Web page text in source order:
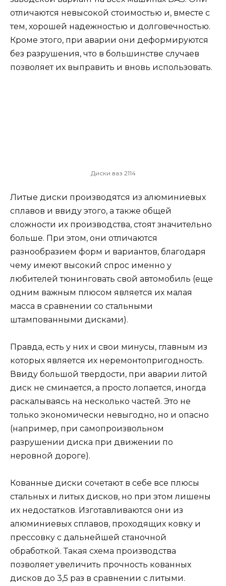
отличаются невысокой стоимостью и, вместе с
тем, хорошей надежностью и долговечностью.
Кроме этого, при аварии они деформируются
без разрушения, что в большинстве случаев
позволяет их выправить и вновь использовать.
Диски ваз 2114
Литые диски производятся из алюминиевых
сплавов и ввиду этого, а также общей
сложности их производства, стоят значительно
больше. При этом, они отличаются
разнообразием форм и вариантов, благодаря
чему имеют высокий спрос именно у
любителей тюнинговать свой автомобиль (еще
одним важным плюсом является их малая
масса в сравнении со стальными
штампованными дисками).
Правда, есть у них и свои минусы, главным из
которых является их неремонтопригодность.
Ввиду большой твердости, при аварии литой
диск не сминается, а просто лопается, иногда
раскалываясь на несколько частей. Это не
только экономически невыгодно, но и опасно
(например, при самопроизвольном
разрушении диска при движении по
неровной дороге).
Кованные диски сочетают в себе все плюсы
стальных и литых дисков, но при этом лишены
их недостатков. Изготавливаются они из
алюминиевых сплавов, проходящих ковку и
прессовку с дальнейшей станочной
обработкой. Такая схема производства
позволяет увеличить прочность кованных
дисков до 3,5 раз в сравнении с литыми.